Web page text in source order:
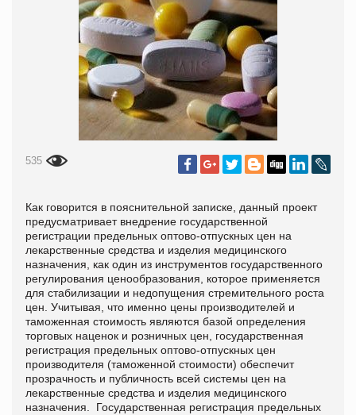
535
Как говорится в пояснительной записке, данный проект
предусматривает внедрение государственной
регистрации предельных оптово-отпускных цен на
лекарственные средства и изделия медицинского
назначения, как один из инструментов государственного
регулирования ценообразования, которое применяется
для стабилизации и недопущения стремительного роста
цен. Учитывая, что именно цены производителей и
таможенная стоимость являются базой определения
торговых наценок и розничных цен, государственная
регистрация предельных оптово-отпускных цен
производителя (таможенной стоимости) обеспечит
прозрачность и публичность всей системы цен на
лекарственные средства и изделия медицинского
назначения. Государственная регистрация предельных